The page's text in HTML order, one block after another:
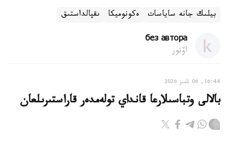
بيلىك جانە ساياسات ەكونوميكا ىقپالداستىق
без автора
اۆتور
16:44, 06 تامىز 2026
بالالى وتباسىلارعا قانداي تولەمدەر قاراستىرىلعان